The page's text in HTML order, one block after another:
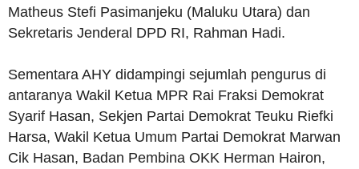
Matheus Stefi Pasimanjeku (Maluku Utara) dan
Sekretaris Jenderal DPD RI, Rahman Hadi.
Sementara AHY didampingi sejumlah pengurus di
antaranya Wakil Ketua MPR Rai Fraksi Demokrat
Syarif Hasan, Sekjen Partai Demokrat Teuku Riefki
Harsa, Wakil Ketua Umum Partai Demokrat Marwan
Cik Hasan, Badan Pembina OKK Herman Hairon,